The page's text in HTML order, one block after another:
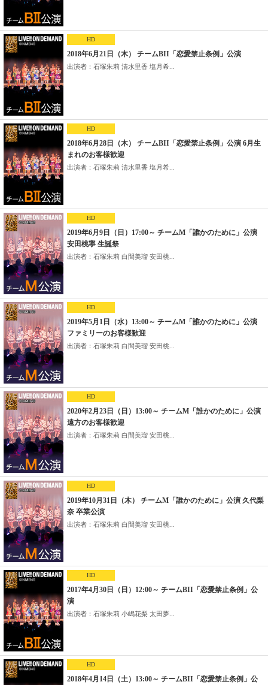
HD
2018年6月21日（木） チームBII「恋愛禁止条例」公演
出演者：石塚朱莉 清水里香 塩月希...
HD
2018年6月28日（木） チームBII「恋愛禁止条例」公演 6月生
まれのお客様歓迎
出演者：石塚朱莉 清水里香 塩月希...
HD
2019年6月9日（日）17:00～ チームM「誰かのために」公演
安田桃寧 生誕祭
出演者：石塚朱莉 白間美瑠 安田桃...
HD
2019年5月1日（水）13:00～ チームM「誰かのために」公演
ファミリーのお客様歓迎
出演者：石塚朱莉 白間美瑠 安田桃...
HD
2020年2月23日（日）13:00～ チームM「誰かのために」公演
遠方のお客様歓迎
出演者：石塚朱莉 白間美瑠 安田桃...
HD
2019年10月31日（木） チームM「誰かのために」公演 久代梨
奈 卒業公演
出演者：石塚朱莉 白間美瑠 安田桃...
HD
2017年4月30日（日）12:00～ チームBII「恋愛禁止条例」公
演
出演者：石塚朱莉 小嶋花梨 太田夢...
HD
2018年4月14日（土）13:00～ チームBII「恋愛禁止条例」公